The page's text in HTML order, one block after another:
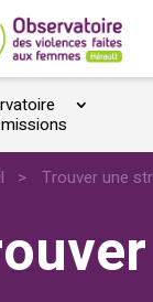
> Trouver une